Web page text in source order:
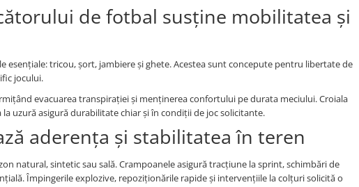
de fotbal susține mobilitatea și
esențiale: tricou, șort, jambiere și ghete. Acestea sunt concepute pentru libertate de
jocului.
evacuarea transpirației și menținerea confortului pe durata meciului. Croiala
uzură asigură durabilitate chiar și în condiții de joc solicitante.
aderența și stabilitatea în teren
natural, sintetic sau sală. Crampoanele asigură tracțiune la sprint, schimbări de
Împingerile explozive, repoziționările rapide și intervențiile la colțuri solicită o